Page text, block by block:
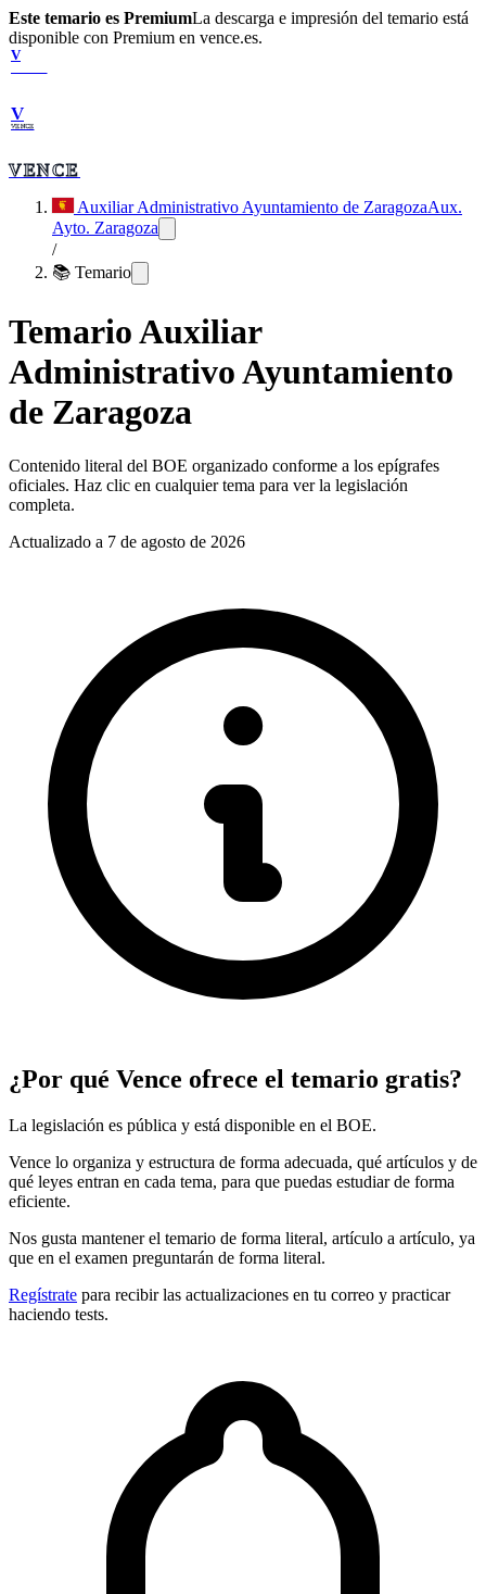
Este temario es PremiumLa descarga e impresión del temario está
disponible con Premium en vence.es.
V
V
VENCE
VENCE
Auxiliar Administrativo Ayuntamiento de ZaragozaAux.
Ayto. Zaragoza
/
📚 Temario
TemarioAuxiliar
Administrativo Ayuntamiento
de Zaragoza
Contenido literal del BOE organizado conforme a los epígrafes
oficiales. Haz clic en cualquier tema para ver la legislación
completa.
Actualizado a 7 de agosto de 2026
¿Por qué Vence ofrece el temario gratis?
La legislación es pública y está disponible en el BOE.
Vence lo organiza y estructura de forma adecuada, qué artículos y de
qué leyes entran en cada tema, para que puedas estudiar de forma
eficiente.
Nos gusta mantener el temario de forma literal, artículo a artículo, ya
que en el examen preguntarán de forma literal.
Regístrate para recibir las actualizaciones en tu correo y practicar
haciendo tests.